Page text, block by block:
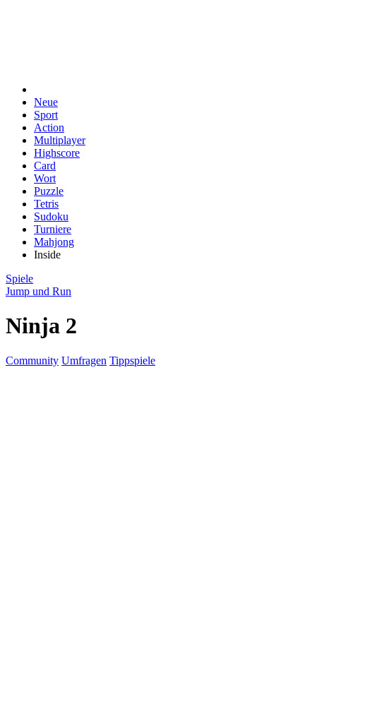
Neue
Sport
Action
Multiplayer
Highscore
Card
Wort
Puzzle
Tetris
Sudoku
Turniere
Mahjong
Inside
Spiele
Jump und Run
Ninja 2
Community Umfragen Tippspiele